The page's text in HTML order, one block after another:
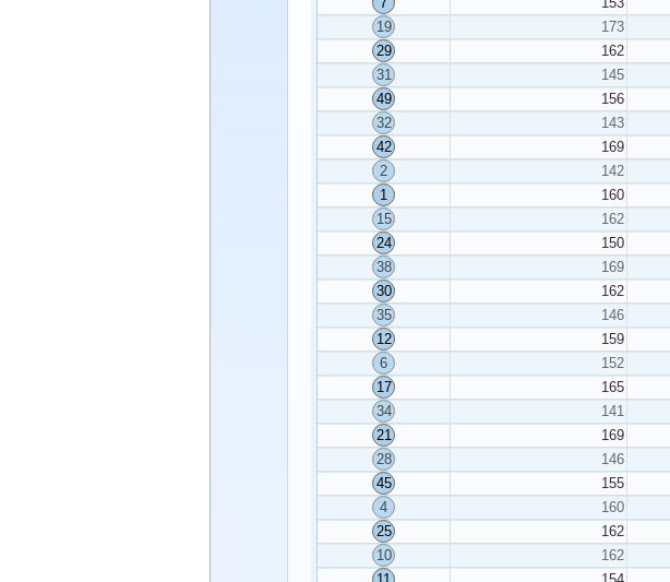
19
173
29
162
31
145
49
156
32
143
42
169
2
142
1
160
15
162
24
150
38
169
30
162
35
146
12
159
6
152
17
165
34
141
21
169
28
146
45
155
4
160
25
162
10
162